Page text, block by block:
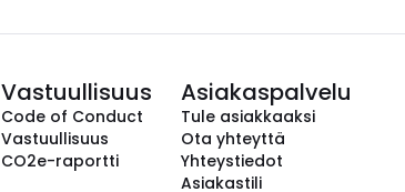
Vastuullisuus
Code of Conduct
Vastuullisuus
CO2e-raportti
Asiakaspalvelu
Tule asiakkaaksi
Ota yhteyttä
Yhteystiedot
Asiakastili